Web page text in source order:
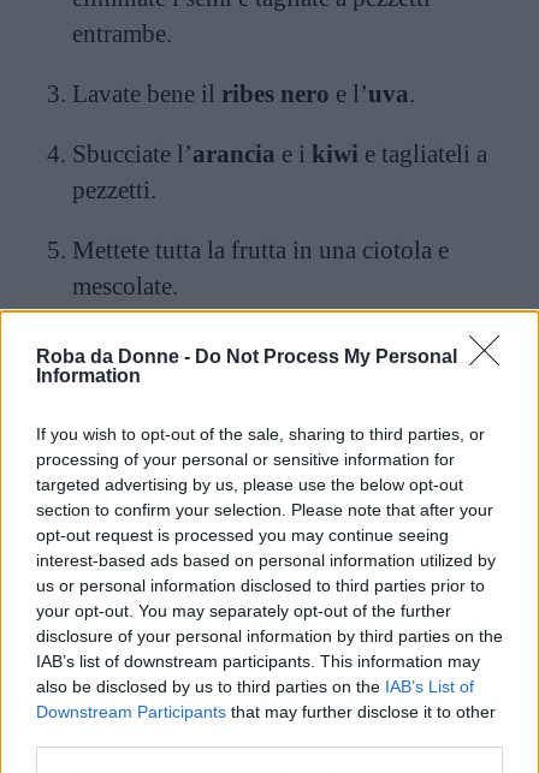
Roba da Donne - Do Not Process My Personal
Information
If you wish to opt-out of the sale, sharing to third parties, or
processing of your personal or sensitive information for
targeted advertising by us, please use the below opt-out
section to confirm your selection. Please note that after your
opt-out request is processed you may continue seeing
interest-based ads based on personal information utilized by
us or personal information disclosed to third parties prior to
your opt-out. You may separately opt-out of the further
disclosure of your personal information by third parties on the
IAB’s list of downstream participants. This information may
also be disclosed by us to third parties on the IAB’s List of
Downstream Participants that may further disclose it to other
entrambe.
Lavate bene il ribes nero e l’uva.
Sbucciate l’arancia e i kiwi e tagliateli a
pezzetti.
Mettete tutta la frutta in una ciotola e
mescolate.
Versate del succo di limonea piacimento e
mettete in frigo per almeno mezz’ora.
Quando tirate fuori l’insalata del frigo,
rivoltatela ancora una volta con il
cucchiaio e servite.